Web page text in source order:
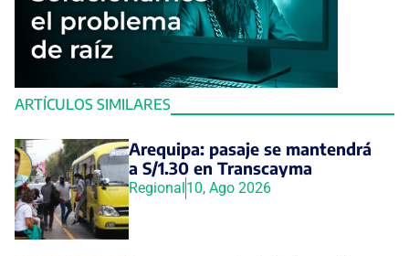
ARTÍCULOS SIMILARES
Arequipa: pasaje se mantendrá
a S/1.30 en Transcayma
Regional10, Ago 2026